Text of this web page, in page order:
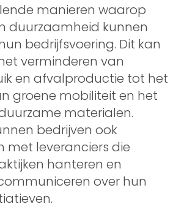
manieren waarop
duurzaamheid kunnen
bedrijfsvoering. Dit kan
verminderen van
en afvalproductie tot het
groene mobiliteit en het
materialen.
bedrijven ook
met leveranciers die
hanteren en
over hun